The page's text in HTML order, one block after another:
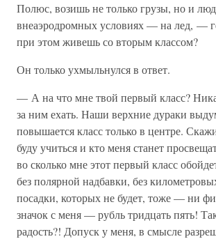
Полюс, возишь не только грузы, но и
внеаэродромных условиях — на лед, —
при этом живешь со вторым классом?
Он только ухмыльнулся в ответ.
— А на что мне твой первый класс?
за ним ехать. Наши верхние дураки
повышается класс только в центре.
буду учиться и кто меня станет
во сколько мне этот первый класс
без полярной надбавки, без
посадки, которых не будет, тоже — ни
значок с меня — рубль тридцать пять!
радость?! Допуск у меня, в смысле